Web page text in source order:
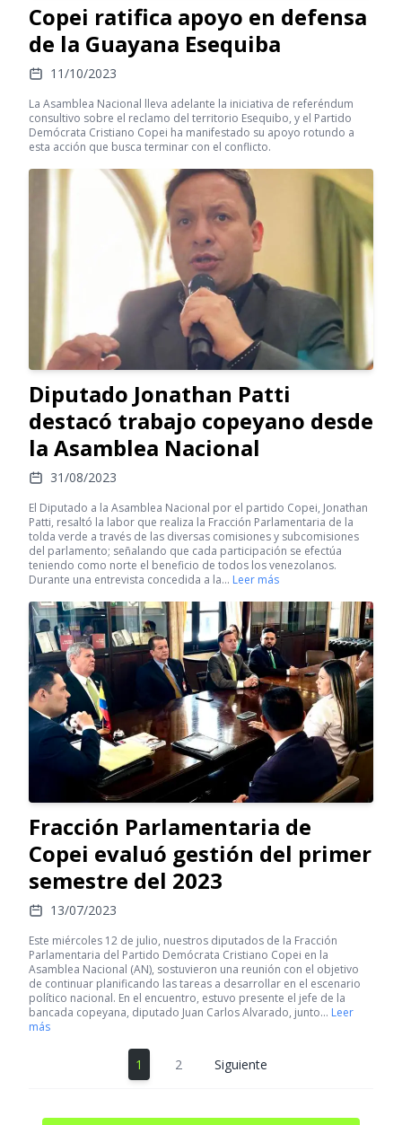
Copei ratifica apoyo en defensa
de la Guayana Esequiba
11/10/2023
La Asamblea Nacional lleva adelante la iniciativa de referéndum
consultivo sobre el reclamo del territorio Esequibo, y el Partido
Demócrata Cristiano Copei ha manifestado su apoyo rotundo a
esta acción que busca terminar con el conflicto.
Diputado Jonathan Patti
destacó trabajo copeyano desde
la Asamblea Nacional
31/08/2023
El Diputado a la Asamblea Nacional por el partido Copei, Jonathan
Patti, resaltó la labor que realiza la Fracción Parlamentaria de la
tolda verde a través de las diversas comisiones y subcomisiones
del parlamento; señalando que cada participación se efectúa
teniendo como norte el beneficio de todos los venezolanos.
Durante una entrevista concedida a la… Leer más
Fracción Parlamentaria de
Copei evaluó gestión del primer
semestre del 2023
13/07/2023
Este miércoles 12 de julio, nuestros diputados de la Fracción
Parlamentaria del Partido Demócrata Cristiano Copei en la
Asamblea Nacional (AN), sostuvieron una reunión con el objetivo
de continuar planificando las tareas a desarrollar en el escenario
político nacional. En el encuentro, estuvo presente el jefe de la
bancada copeyana, diputado Juan Carlos Alvarado, junto… Leer
más
1 2 Siguiente